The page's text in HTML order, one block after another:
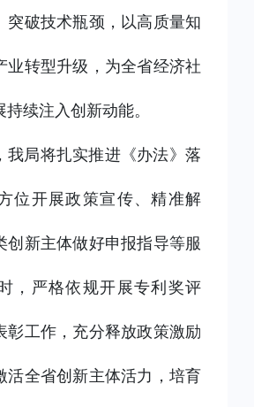
突破技术瓶颈，以高质量知
业转型升级，为全省经济社
续注入创新动能。
我局将扎实推进《办法》落
位开展政策宣传、精准解
创新主体做好申报指导等服
，严格依规开展专利奖评
彰工作，充分释放政策激励
活全省创新主体活力，培育